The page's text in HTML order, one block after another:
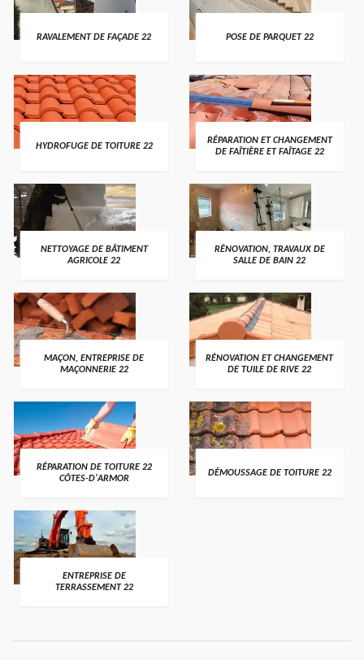
RAVALEMENT DE FAÇADE 22 POSE DE PARQUET 22
HYDROFUGE DE TOITURE 22
RÉPARATION ET CHANGEMENT
DE FAÎTIÈRE ET FAÎTAGE 22
NETTOYAGE DE BÂTIMENT
AGRICOLE 22
RÉNOVATION, TRAVAUX DE
SALLE DE BAIN 22
MAÇON, ENTREPRISE DE
MAÇONNERIE 22
RÉNOVATION ET CHANGEMENT
DE TUILE DE RIVE 22
RÉPARATION DE TOITURE 22
CÔTES-D'ARMOR
DÉMOUSSAGE DE TOITURE 22
ENTREPRISE DE
TERRASSEMENT 22